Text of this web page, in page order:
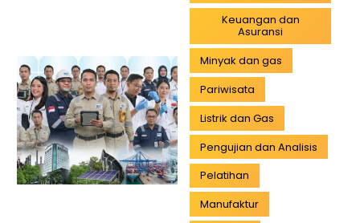
Keuangan dan
Asuransi
Minyak dan gas
Pariwisata
Listrik dan Gas
Pengujian dan Analisis
Pelatihan
Manufaktur